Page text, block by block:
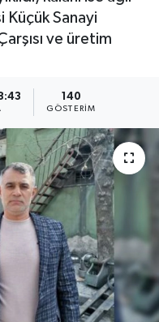
Küçük Sanayi
ve üretim
140
GÖSTERIM